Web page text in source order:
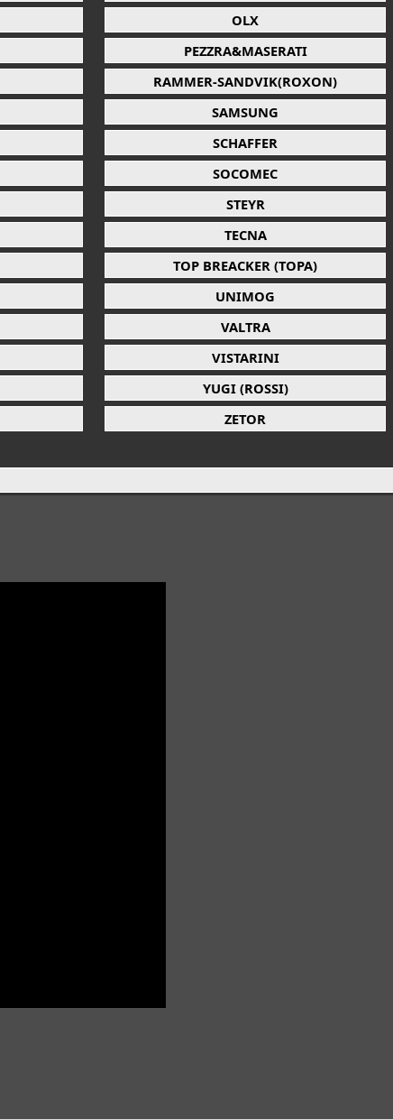
OLX
PEZZRA&MASERATI
RAMMER-SANDVIK(ROXON)
SAMSUNG
SCHAFFER
SOCOMEC
STEYR
TECNA
TOP BREACKER (TOPA)
UNIMOG
VALTRA
VISTARINI
YUGI (ROSSI)
ZETOR